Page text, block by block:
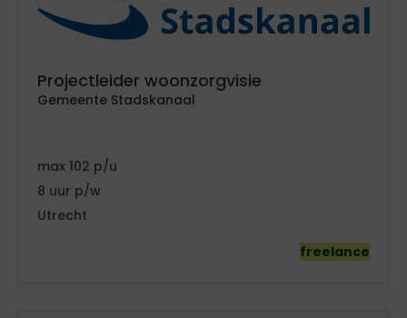
Projectleider woonzorgvisie
Gemeente Stadskanaal
102
8
Utrecht
freelance